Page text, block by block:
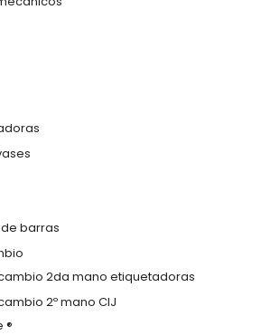
barras
2da mano etiquetadoras
2º mano CIJ
®